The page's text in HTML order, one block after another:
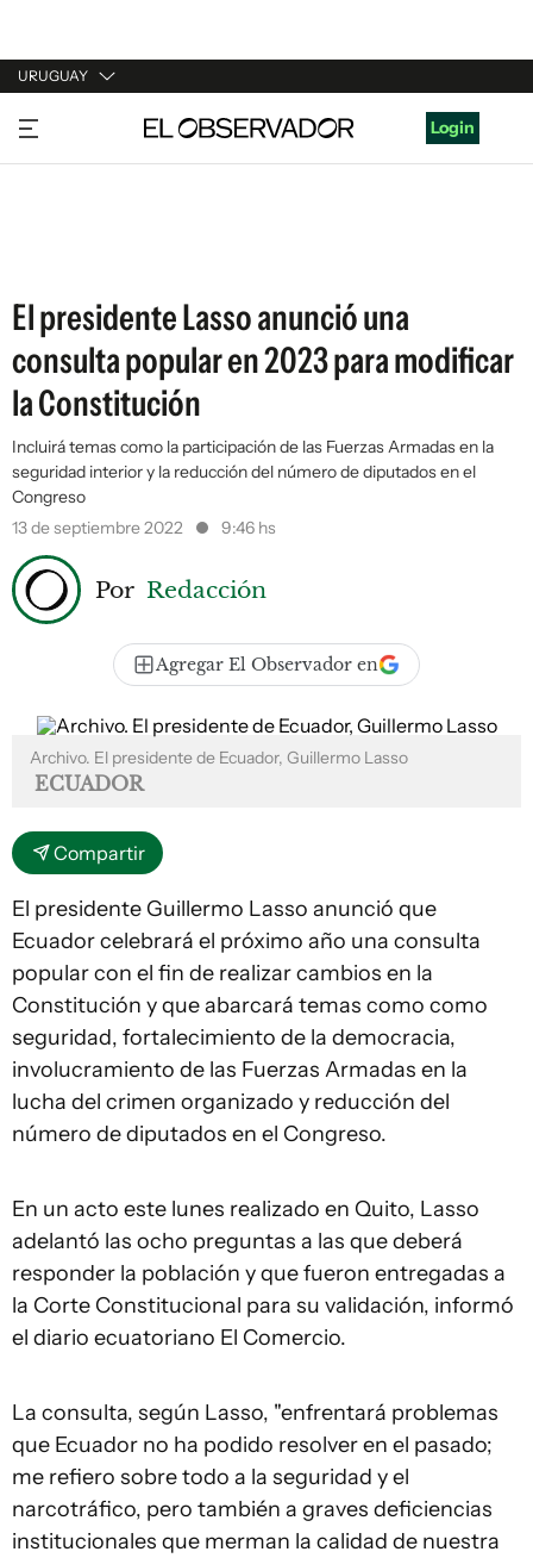
URUGUAY
URUGUAY
ARGENTINA
Login
El presidente Lasso anunció una
consulta popular en 2023 para modificar
la Constitución
Incluirá temas como la participación de las Fuerzas Armadas en la
seguridad interior y la reducción del número de diputados en el
Congreso
13 de septiembre 2022
9:46 hs
Por Redacción
Agregar El Observador en
Archivo. El presidente de Ecuador, Guillermo Lasso
ECUADOR
Compartir
El presidente Guillermo Lasso anunció que
Ecuador celebrará el próximo año una consulta
popular con el fin de realizar cambios en la
Constitución y que abarcará temas como como
seguridad, fortalecimiento de la democracia,
involucramiento de las Fuerzas Armadas en la
lucha del crimen organizado y reducción del
número de diputados en el Congreso.
En un acto este lunes realizado en Quito, Lasso
adelantó las ocho preguntas a las que deberá
responder la población y que fueron entregadas a
la Corte Constitucional para su validación, informó
el diario ecuatoriano El Comercio.
La consulta, según Lasso, "enfrentará problemas
que Ecuador no ha podido resolver en el pasado;
me refiero sobre todo a la seguridad y el
narcotráfico, pero también a graves deficiencias
institucionales que merman la calidad de nuestra